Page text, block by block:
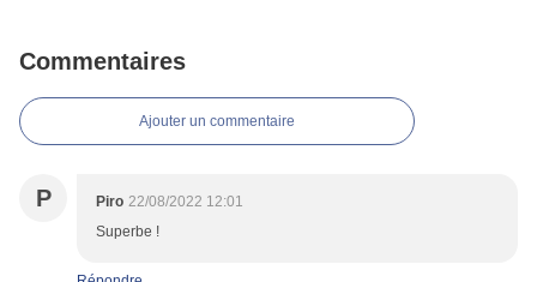
Commentaires
Ajouter un commentaire
P Piro 22/08/2022 12:01
Superbe !